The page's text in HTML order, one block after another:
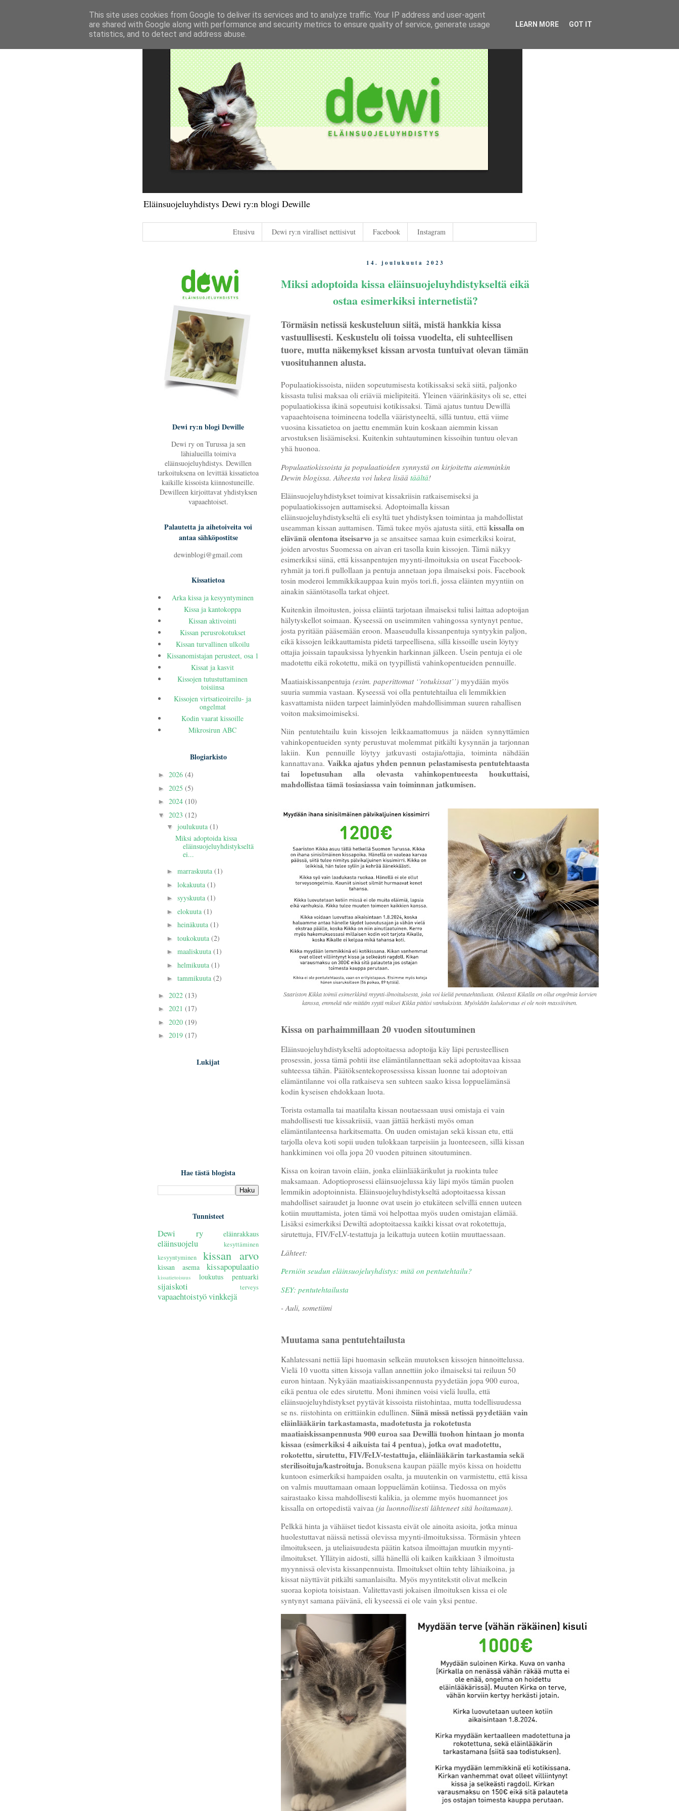
Eläinsuojeluyhdistys Dewi ry:n blogi Dewille
Etusivu Dewi ry:n viralliset nettisivut Facebook Instagram
14. joulukuuta 2023
Miksi adoptoida kissa eläinsuojeluyhdistykseltä eikä
ostaa esimerkiksi internetistä?
Törmäsin netissä keskusteluun siitä, mistä hankkia kissa
vastuullisesti. Keskustelu oli toissa vuodelta, eli suhteellisen
tuore, mutta näkemykset kissan arvosta tuntuivat olevan tämän
vuosituhannen alusta.
Populaatiokissoista, niiden sopeutumisesta kotikissaksi sekä siitä, paljonko
kissasta tulisi maksaa oli eriäviä mielipiteitä. Yleinen väärinkäsitys oli se, ettei
populaatiokissa ikinä sopeutuisi kotikissaksi. Tämä ajatus tuntuu Dewillä
vapaaehtoisena toimineena todella vääristyneeltä, sillä tuntuu, että viime
vuosina kissatietoa on jaettu enemmän kuin koskaan aiemmin kissan
arvostuksen lisäämiseksi. Kuitenkin suhtautuminen kissoihin tuntuu olevan
yhä huonoa.
Populaatiokissoista ja populaatioiden synnystä on kirjoitettu aiemminkin
Dewin blogissa. Aiheesta voi lukea lisää täältä!
Eläinsuojeluyhdistykset toimivat kissakriisin ratkaisemiseksi ja
populaatiokissojen auttamiseksi. Adoptoimalla kissan
eläinsuojeluyhdistykseltä eli esyltä tuet yhdistyksen toimintaa ja mahdollistat
useamman kissan auttamisen. Tämä tukee myös ajatusta siitä, että kissalla on
elävänä olentona itseisarvo ja se ansaitsee samaa kuin esimerkiksi koirat,
joiden arvostus Suomessa on aivan eri tasolla kuin kissojen. Tämä näkyy
esimerkiksi siinä, että kissanpentujen myynti-ilmoituksia on useat Facebook-
ryhmät ja tori.fi pullollaan ja pentuja annetaan jopa ilmaiseksi pois. Facebook
tosin moderoi lemmikkikauppaa kuin myös tori.fi, jossa eläinten myyntiin on
ainakin sääntötasolla tarkat ohjeet.
Kuitenkin ilmoitusten, joissa eläintä tarjotaan ilmaiseksi tulisi laittaa adoptoijan
hälytyskellot soimaan. Kyseessä on useimmiten vahingossa syntynyt pentue,
josta pyritään pääsemään eroon. Maaseudulla kissanpentuja syntyykin paljon,
eikä kissojen leikkauttamista pidetä tarpeellisena, sillä kissoille usein löytyy
ottajia joissain tapauksissa lyhyenkin harkinnan jälkeen. Usein pentuja ei ole
madotettu eikä rokotettu, mikä on tyypillistä vahinkopentueiden pennuille.
Maatiaiskissanpentuja (esim. paperittomat ‘’rotukissat’’) myydään myös
suuria summia vastaan. Kyseessä voi olla pentutehtailua eli lemmikkien
kasvattamista niiden tarpeet laiminlyöden mahdollisimman suuren rahallisen
voiton maksimoimiseksi.
Niin pentutehtailu kuin kissojen leikkaamattomuus ja näiden synnyttämien
vahinkopentueiden synty perustuvat molemmat pitkälti kysynnän ja tarjonnan
lakiin. Kun pennuille löytyy jatkuvasti ostajia/ottajia, toiminta nähdään
kannattavana. Vaikka ajatus yhden pennun pelastamisesta pentutehtaasta
tai lopetusuhan alla olevasta vahinkopentueesta houkuttaisi,
mahdollistaa tämä tosiasiassa vain toiminnan jatkumisen.
Saariston Kikka toimii esimerkkinä myynti-ilmoituksesta, joka voi kieliä pentutehtailusta. Oikeasti Kikalla on ollut ongelmia korvien
kanssa, emmekä näe mitään syytä miksei Kikka pitäisi vanhuksista. Myöskään kulukorvaus ei ole noin massiivinen.
Kissa on parhaimmillaan 20 vuoden sitoutuminen
Eläinsuojeluyhdistykseltä adoptoitaessa adoptoija käy läpi perusteellisen
prosessin, jossa tämä pohtii itse elämäntilannettaan sekä adoptoitavaa kissaa
suhteessa tähän. Päätöksentekoprosessissa kissan luonne tai adoptoivan
elämäntilanne voi olla ratkaiseva sen suhteen saako kissa loppuelämänsä
kodin kyseisen ehdokkaan luota.
Torista ostamalla tai maatilalta kissan noutaessaan uusi omistaja ei vain
mahdollisesti tue kissakriisiä, vaan jättää herkästi myös oman
elämäntilanteensa harkitsematta. On uuden omistajan sekä kissan etu, että
tarjolla oleva koti sopii uuden tulokkaan tarpeisiin ja luonteeseen, sillä kissan
hankkiminen voi olla jopa 20 vuoden pituinen sitoutuminen.
Kissa on koiran tavoin eläin, jonka eläinlääkärikulut ja ruokinta tulee
maksamaan. Adoptioprosessi eläinsuojelussa käy läpi myös tämän puolen
lemmikin adoptoinnista. Eläinsuojeluyhdistykseltä adoptoitaessa kissan
mahdolliset sairaudet ja luonne ovat usein jo etukäteen selvillä ennen uuteen
kotiin muuttamista, joten tämä voi helpottaa myös uuden omistajan elämää.
Lisäksi esimerkiksi Dewiltä adoptoitaessa kaikki kissat ovat rokotettuja,
sirutettuja, FIV/FeLV-testattuja ja leikattuja uuteen kotiin muuttaessaan.
Lähteet:
Perniön seudun eläinsuojeluyhdistys: mitä on pentutehtailu?
SEY: pentutehtailusta
- Auli, sometiimi
Muutama sana pentutehtailusta
Kahlatessani nettiä läpi huomasin selkeän muutoksen kissojen hinnoittelussa.
Vielä 10 vuotta sitten kissoja vallan annettiin joko ilmaiseksi tai reiluun 50
euron hintaan. Nykyään maatiaiskissanpennusta pyydetään jopa 900 euroa,
eikä pentua ole edes sirutettu. Moni ihminen voisi vielä luulla, että
eläinsuojeluyhdistykset pyytävät kissoista riistohintaa, mutta todellisuudessa
se ns. riistohinta on erittäinkin edullinen. Siinä missä netissä pyydetään vain
eläinlääkärin tarkastamasta, madotetusta ja rokotetusta
maatiaiskissanpennusta 900 euroa saa Dewillä tuohon hintaan jo monta
kissaa (esimerkiksi 4 aikuista tai 4 pentua), jotka ovat madotettu,
rokotettu, sirutettu, FIV/FeLV-testattuja, eläinlääkärin tarkastamia sekä
sterilisoituja/kastroituja. Bonuksena kaupan päälle myös kissa on hoidettu
kuntoon esimerkiksi hampaiden osalta, ja muutenkin on varmistettu, että kissa
on valmis muuttamaan omaan loppuelämän kotiinsa. Tiedossa on myös
sairastaako kissa mahdollisesti kalikia, ja olemme myös huomanneet jos
kissalla on ortopedistä vaivaa (ja luonnollisesti lähteneet sitä hoitamaan).
Pelkkä hinta ja vähäiset tiedot kissasta eivät ole ainoita asioita, jotka minua
huolestuttavat näissä netissä olevissa myynti-ilmoituksissa. Törmäsin yhteen
ilmoitukseen, ja uteliaisuudesta päätin katsoa ilmoittajan muutkin myynti-
ilmoitukset. Yllätyin aidosti, sillä hänellä oli kaiken kaikkiaan 3 ilmoitusta
myynnissä olevista kissanpennuista. Ilmoitukset oltiin tehty lähiaikoina, ja
kissat näyttävät pitkälti samanlaisilta. Myös myyntitekstit olivat melkein
suoraa kopiota toisistaan. Valitettavasti jokaisen ilmoituksen kissa ei ole
syntynyt samana päivänä, eli kyseessä ei ole vain yksi pentue.
Dewi ry:n blogi Dewille
Dewi ry on Turussa ja sen
lähialueilla toimiva
eläinsuojeluyhdistys. Dewillen
tarkoituksena on levittää kissatietoa
kaikille kissoista kiinnostuneille.
Dewilleen kirjoittavat yhdistyksen
vapaaehtoiset.
Palautetta ja aihetoiveita voi
antaa sähköpostitse
dewinblogi@gmail.com
Kissatietoa
Arka kissa ja kesyyntyminen
Kissa ja kantokoppa
Kissan aktivointi
Kissan perusrokotukset
Kissan turvallinen ulkoilu
Kissanomistajan perusteet, osa 1
Kissat ja kasvit
Kissojen tutustuttaminen
toisiinsa
Kissojen virtsatieoireilu- ja
ongelmat
Kodin vaarat kissoille
Mikrosirun ABC
Blogiarkisto
► 2026 (4)
► 2025 (5)
► 2024 (10)
▼ 2023 (12)
▼ joulukuuta (1)
Miksi adoptoida kissa
eläinsuojeluyhdistykseltä
ei...
► marraskuuta (1)
► lokakuuta (1)
► syyskuuta (1)
► elokuuta (1)
► heinäkuuta (1)
► toukokuuta (2)
► maaliskuuta (1)
► helmikuuta (1)
► tammikuuta (2)
► 2022 (13)
► 2021 (17)
► 2020 (19)
► 2019 (17)
Lukijat
Hae tästä blogista
Tunnisteet
Dewi ry eläinrakkaus
eläinsuojelu
kesyttäminen
kesyyntyminen
kissan arvo
kissan asema kissapopulaatio
kissatietoisuus loukutus pentuarki
sijaiskoti terveys
vapaaehtoistyövinkkejä
This site uses cookies from Google to deliver its services and to analyze traffic. Your IP address and user-agent
are shared with Google along with performance and security metrics to ensure quality of service, generate usage
statistics, and to detect and address abuse.
LEARN MORE GOT IT